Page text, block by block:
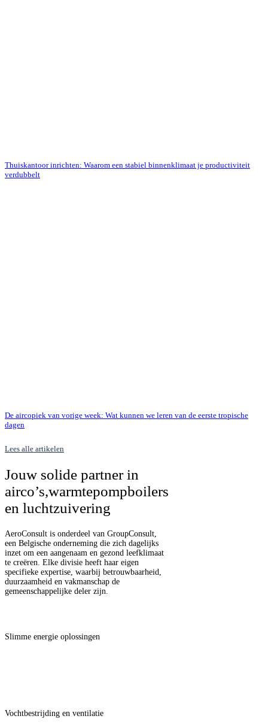
Thuiskantoor inrichten: Waarom een stabiel binnenklimaat je productiviteit
verdubbelt
De aircopiek van vorige week: Wat kunnen we leren van de eerste tropische
dagen
Lees alle artikelen
Jouw solide partner in
airco’s,warmtepompboilers
en luchtzuivering
AeroConsult is onderdeel van GroupConsult,
een Belgische onderneming die zich dagelijks
inzet om een aangenaam en gezond leefklimaat
te creëren. Elke divisie heeft haar eigen
specifieke expertise, waarbij betrouwbaarheid,
duurzaamheid en vakmanschap de
gemeenschappelijke deler zijn.
Slimme energie oplossingen
Vochtbestrijding en ventilatie